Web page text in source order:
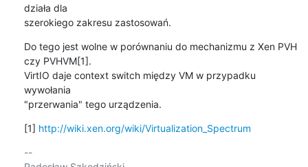
działa dla
szerokiego zakresu zastosowań.
Do tego jest wolne w porównaniu do mechanizmu z Xen PVH
czy PVHVM[1].
VirtIO daje context switch między VM w przypadku
wywołania
"przerwania" tego urządzenia.
[1] http://wiki.xen.org/wiki/Virtualization_Spectrum
--